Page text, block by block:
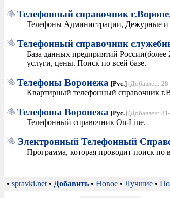
Телефонный справочник
Телефоны Администрации, Дежурные и
Телефонный справочник
База данных предприятий
услуги, цены. Поиск по всей базе.
Телефоны Воронежа [Рус.] (Добавлен:
Квартирный телефонный справочник
Телефоны Воронежа [Рус.] (Добавлен:
Телефонный справочник On-Line.
Электронный Телефонный
Программа, которая проводит поиск
• spravki.net • Добавить • Новое • Лучшие •